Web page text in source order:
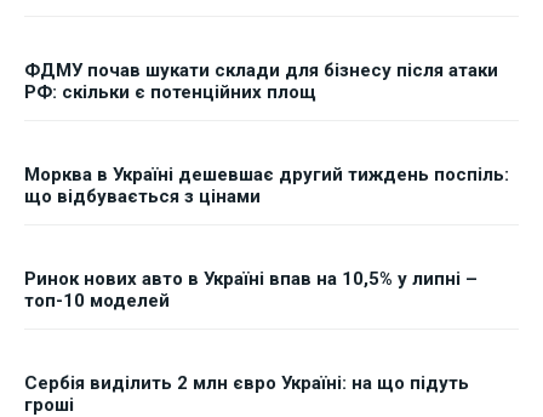
ФДМУ почав шукати склади для бізнесу після атаки
РФ: скільки є потенційних площ
Морква в Україні дешевшає другий тиждень поспіль:
що відбувається з цінами
Ринок нових авто в Україні впав на 10,5% у липні –
топ-10 моделей
Сербія виділить 2 млн євро Україні: на що підуть
гроші